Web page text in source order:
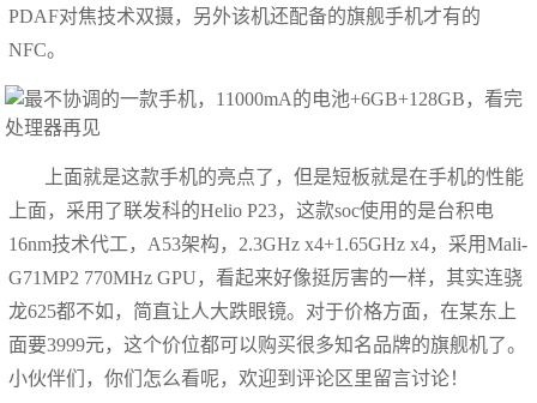
PDAF对焦技术双摄，另外该机还配备的旗舰手机才有的
NFC。
上面就是这款手机的亮点了，但是短板就是在手机的性能
上面，采用了联发科的Helio P23，这款soc使用的是台积电
16nm技术代工，A53架构，2.3GHz x4+1.65GHz x4，采用Mali-
G71MP2 770MHz GPU，看起来好像挺厉害的一样，其实连骁
龙625都不如，简直让人大跌眼镜。对于价格方面，在某东上
面要3999元，这个价位都可以购买很多知名品牌的旗舰机了。
小伙伴们，你们怎么看呢，欢迎到评论区里留言讨论！